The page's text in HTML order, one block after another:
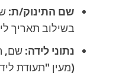
שם התינוק/ת:
בשילוב תאריך
נתוני לידה: שם,
(מעין "תעודת